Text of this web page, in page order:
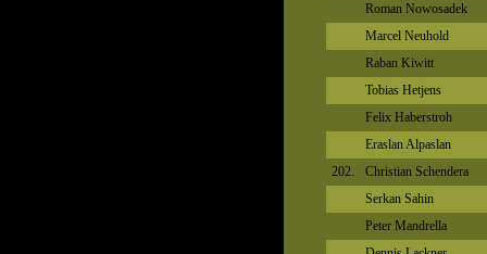
Roman Nowosadek
Marcel Neuhold
Raban Kiwitt
Tobias Hetjens
Felix Haberstroh
Eraslan Alpaslan
202.
Christian Schendera
Serkan Sahin
Peter Mandrella